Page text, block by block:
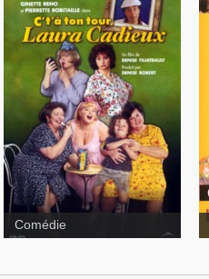
Comédie